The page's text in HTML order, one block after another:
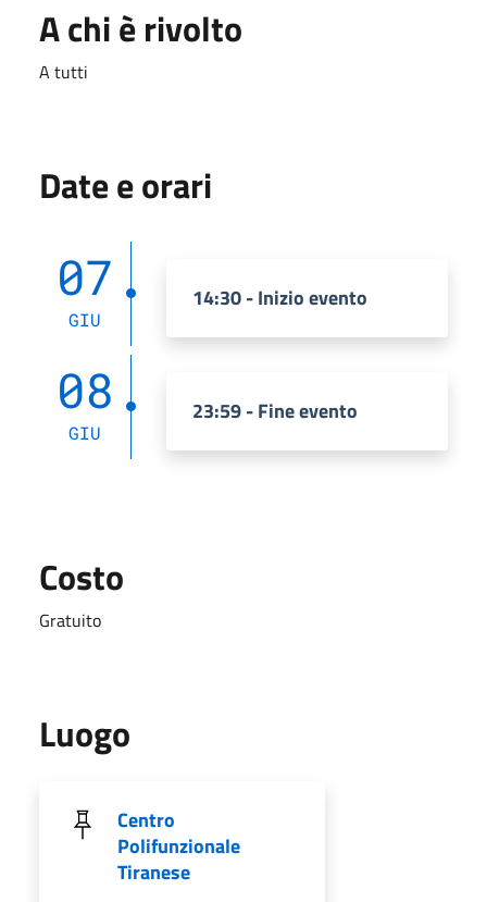
A chi è rivolto
A tutti
Date e orari
07
GIU
14:30 - Inizio evento
08
GIU
23:59 - Fine evento
Costo
Gratuito
Luogo
Centro
Polifunzionale
Tiranese